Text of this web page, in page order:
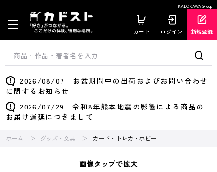
KADOKAWA Group
カート ログイン 新規登録
2026/08/07 お盆期間中の出荷およびお問い合わせ
に関するお知らせ
2026/07/29 令和8年熊本地震の影響による商品の
お届け遅延につきまして
ホーム グッズ・文具 カード・トレカ・ホビー
画像タップで拡大